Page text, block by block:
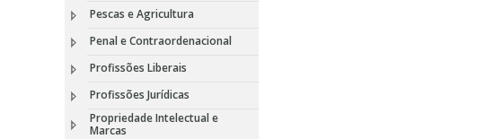
Pescas e Agricultura
Penal e Contraordenacional
Profissões Liberais
Profissões Jurídicas
Propriedade Intelectual e
Marcas